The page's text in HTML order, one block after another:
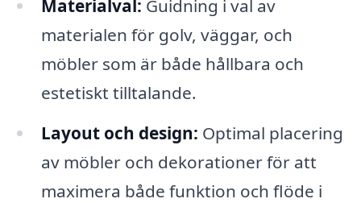
Materialval: Guidning i val av
materialen för golv, väggar, och
möbler som är både hållbara och
estetiskt tilltalande.
Layout och design: Optimal placering
av möbler och dekorationer för att
maximera både funktion och flöde i